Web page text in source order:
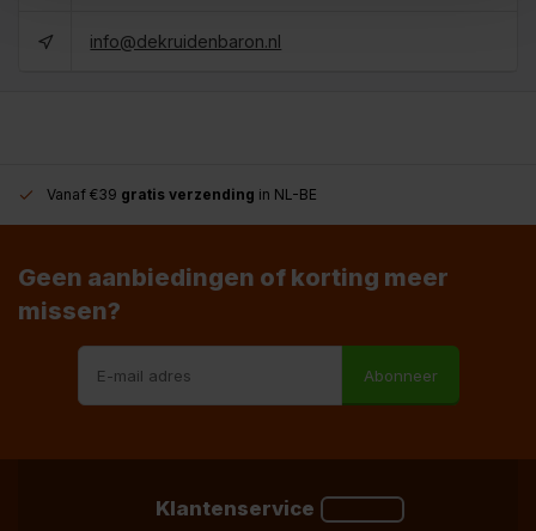
info@dekruidenbaron.nl
Vanaf €39 gratis verzending in NL-BE
Geen aanbiedingen of korting meer
missen?
Abonneer
Klantenservice